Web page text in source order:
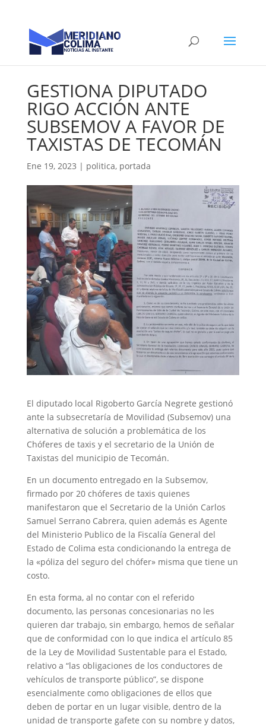
GESTIONA DIPUTADO
RIGO ACCIÓN ANTE
SUBSEMOV A FAVOR DE
TAXISTAS DE TECOMÁN
Ene 19, 2023 | politica, portada
El diputado local Rigoberto García Negrete gestionó
ante la subsecretaría de Movilidad (Subsemov) una
alternativa de solución a problemática de los
Chóferes de taxis y el secretario de la Unión de
Taxistas del municipio de Tecomán.
En un documento entregado en la Subsemov,
firmado por 20 chóferes de taxis quienes
manifestaron que el Secretario de la Unión Carlos
Samuel Serrano Cabrera, quien además es Agente
del Ministerio Publico de la Fiscalía General del
Estado de Colima esta condicionando la entrega de
la «póliza del seguro del chófer» misma que tiene un
costo.
En esta forma, al no contar con el referido
documento, las personas concesionarias no les
quieren dar trabajo, sin embargo, hemos de señalar
que de conformidad con lo que indica el artículo 85
de la Ley de Movilidad Sustentable para el Estado,
relativo a “las obligaciones de los conductores de
vehículos de transporte público”, se dispone
esencialmente como obligaciones de ellos que
deben de portar en un lugar visible, dentro de la
unidad de transporte gafete con su nombre y datos,